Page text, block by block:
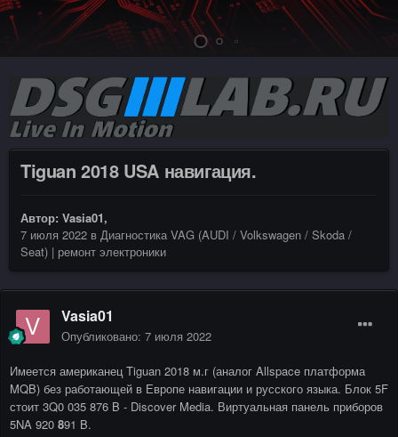
Tiguan 2018 USA навигация.
Автор: Vasia01,
7 июля 2022 в Диагностика VAG (AUDI / Volkswagen / Skoda /
Seat) | ремонт электроники
Vasia01
Опубликовано: 7 июля 2022
Имеется американец Tiguan 2018 м.г (аналог Allspace платформа
MQB) без работающей в Европе навигации и русского языка. Блок 5F
стоит 3Q0 035 876 B - Discover Media. Виртуальная панель приборов
5NA 920 891 B.